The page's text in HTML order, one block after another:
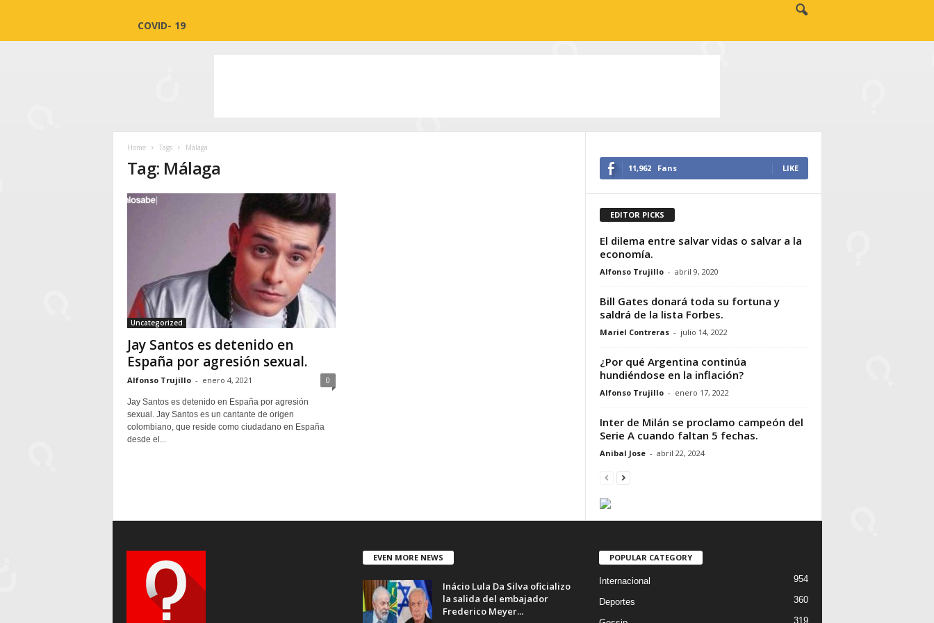
COVID- 19
Home Tags Málaga
Tag: Málaga
Uncategorized
Jay Santos es detenido en
España por agresión sexual.
Alfonso Trujillo - enero 4, 2021 0
Jay Santos es detenido en España por agresión
sexual. Jay Santos es un cantante de origen
colombiano, que reside como ciudadano en España
desde el...
11,962 Fans LIKE
EDITOR PICKS
El dilema entre salvar vidas o salvar a la
economía.
Alfonso Trujillo - abril 9, 2020
Bill Gates donará toda su fortuna y
saldrá de la lista Forbes.
Mariel Contreras - julio 14, 2022
¿Por qué Argentina continúa
hundiéndose en la inflación?
Alfonso Trujillo - enero 17, 2022
Inter de Milán se proclamo campeón del
Serie A cuando faltan 5 fechas.
Anibal Jose - abril 22, 2024
EVEN MORE NEWS
Inácio Lula Da Silva oficializo
la salida del embajador
Frederico Meyer...
POPULAR CATEGORY
Internacional 954
Deportes 360
319